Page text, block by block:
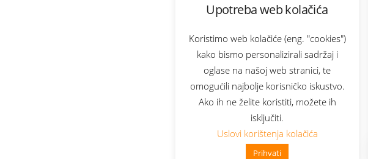
Upotreba web kolačića
Koristimo web kolačiće (eng. "cookies")
kako bismo personalizirali sadržaj i
oglase na našoj web stranici, te
omogućili najbolje korisničko iskustvo.
Ako ih ne želite koristiti, možete ih
isključiti.
Uslovi korištenja kolačića
Prihvati
👋 Zdravo, kako mogu pomoći?
Bonus plus
Prijava za newsletter